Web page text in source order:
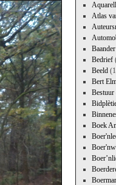
Atlas
Baander
Bedrief
Beeld
Bert
Bestuur
Boek